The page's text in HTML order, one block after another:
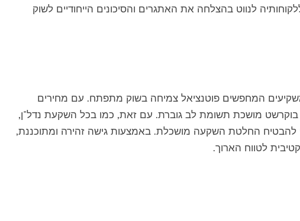
לנווט בהצלחה את האתגרים והסיכונים הייחודיים לשוק
המחפשים פוטנציאל צמיחה בשוק מתפתח. עם מחירים
בוקרשט מושכת תשומת לב גוברת. עם זאת, כמו בכל השקעת נדל"ן,
להבטיח החלטת השקעה מושכלת. באמצעות גישה זהירה ומתוכננת,
לטווח הארוך.